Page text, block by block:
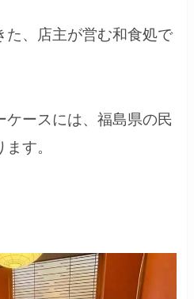
た、店主が営む和食処で
ケースには、福島県の民
す。